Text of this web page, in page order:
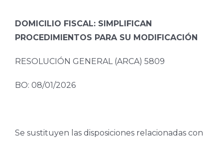
DOMICILIO FISCAL: SIMPLIFICAN
PROCEDIMIENTOS PARA SU MODIFICACIÓN
RESOLUCIÓN GENERAL (ARCA) 5809
BO: 08/01/2026
Se sustituyen las disposiciones relacionadas con